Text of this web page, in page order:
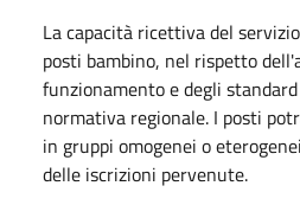
La capacità ricettiva del
posti bambino, nel rispetto
funzionamento e degli
normativa regionale. I posti
in gruppi omogenei o
delle iscrizioni pervenute.